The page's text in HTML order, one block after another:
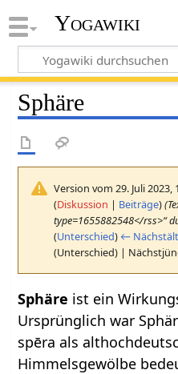
Yogawiki
Sphäre
Version vom 29. Juli
(Diskussion | Beiträge)
type=1655882548</rss>“
(Unterschied) ←
(Unterschied) |
ist ein
Ursprünglich war
spēra als
Himmelsgewölbe